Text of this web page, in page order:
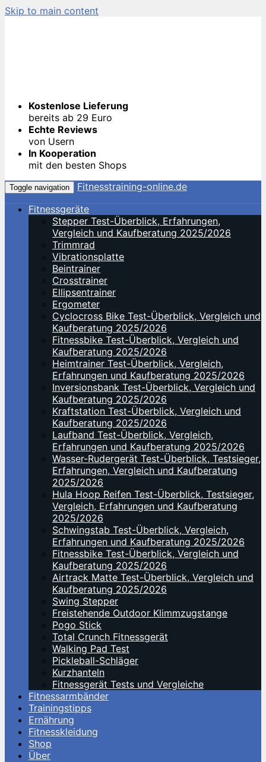
Skip to main content
Kostenlose Lieferung
bereits ab 29 Euro
Echte Reviews
von Usern
In Kooperation
mit den besten Shops
Toggle navigation
Fitnesstraining-online.de
Fitnessgeräte
Stepper Test-Überblick, Erfahrungen,
Vergleich und Kaufberatung 2025/2026
Trimmrad
Vibrationsplatte
Beintrainer
Crosstrainer
Ellipsentrainer
Ergometer
Cyclocross Bike Test-Überblick, Vergleich und
Kaufberatung 2025/2026
Fitnessbike Test-Überblick, Vergleich und
Kaufberatung 2025/2026
Heimtrainer Test-Überblick, Vergleich,
Erfahrungen und Kaufberatung 2025/2026
Inversionsbank Test-Überblick, Vergleich und
Kaufberatung 2025/2026
Kraftstation Test-Überblick, Vergleich und
Kaufberatung 2025/2026
Laufband Test-Überblick, Vergleich,
Erfahrungen und Kaufberatung 2025/2026
Wasser-Rudergerät Test-Überblick, Testsieger,
Erfahrungen, Vergleich und Kaufberatung
2025/2026
Hula Hoop Reifen Test-Überblick, Testsieger,
Vergleich, Erfahrungen und Kaufberatung
2025/2026
Schwingstab Test-Überblick, Vergleich,
Erfahrungen und Kaufberatung 2025/2026
Fitnessbike Test-Überblick, Vergleich und
Kaufberatung 2025/2026
Airtrack Matte Test-Überblick, Vergleich und
Kaufberatung 2025/2026
Swing Stepper
Freistehende Outdoor Klimmzugstange
Pogo Stick
Total Crunch Fitnessgerät
Walking Pad Test
Pickleball-Schläger
Kurzhanteln
Fitnessgerät Tests und Vergleiche
Fitnessarmbänder
Trainingstipps
Ernährung
Fitnesskleidung
Shop
Über